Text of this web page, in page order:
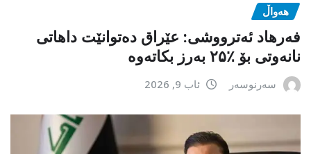
هەواڵ
فەرهاد ئەترووشی: عێراق دەتوانێت داهاتی
نانەوتی بۆ ٪۲۵ بەرز بکاتەوە
سەرنوسەر ئاب 9, 2026